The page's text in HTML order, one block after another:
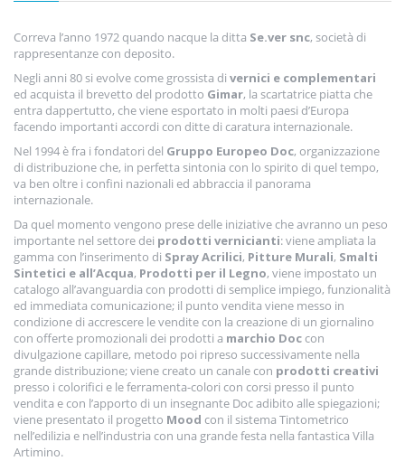
Correva l’anno 1972 quando nacque la ditta Se.ver snc, società di
rappresentanze con deposito.
Negli anni 80 si evolve come grossista di vernici e complementari
ed acquista il brevetto del prodotto Gimar, la scartatrice piatta che
entra dappertutto, che viene esportato in molti paesi d’Europa
facendo importanti accordi con ditte di caratura internazionale.
Nel 1994 è fra i fondatori del Gruppo Europeo Doc, organizzazione
di distribuzione che, in perfetta sintonia con lo spirito di quel tempo,
va ben oltre i confini nazionali ed abbraccia il panorama
internazionale.
Da quel momento vengono prese delle iniziative che avranno un peso
importante nel settore dei prodotti vernicianti: viene ampliata la
gamma con l’inserimento di Spray Acrilici, Pitture Murali, Smalti
Sintetici e all’Acqua, Prodotti per il Legno, viene impostato un
catalogo all’avanguardia con prodotti di semplice impiego, funzionalità
ed immediata comunicazione; il punto vendita viene messo in
condizione di accrescere le vendite con la creazione di un giornalino
con offerte promozionali dei prodotti a marchio Doccon
divulgazione capillare, metodo poi ripreso successivamente nella
grande distribuzione; viene creato un canale con prodotti creativi
presso i colorifici e le ferramenta-colori con corsi presso il punto
vendita e con l’apporto di un insegnante Doc adibito alle spiegazioni;
viene presentato il progetto Mood con il sistema Tintometrico
nell’edilizia e nell’industria con una grande festa nella fantastica Villa
Artimino.